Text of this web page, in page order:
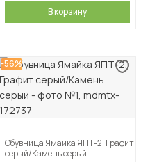
В корзину
-56%
Обувница Ямайка ЯПТ-2, Графит
серый/Камень серый